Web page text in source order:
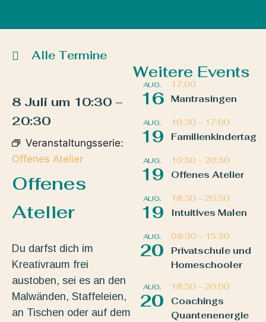
Alle Termine
8 Juli um 10:30 –
20:30
Veranstaltungsserie:
Offenes Atelier
Offenes
Atelier
Du darfst dich im
Kreativraum frei
austoben, sei es an den
Malwänden, Staffeleien,
an Tischen oder auf dem
Weitere Events
AUG.
16
17:00
Mantrasingen
AUG.
19
10:30 – 17:00
Familienkindertag
AUG.
19
10:30 – 20:30
Offenes Atelier
AUG.
19
18:30 – 20:30
Intuitives Malen
AUG.
20
08:30 – 15:30
Privatschule und
Homeschooler
AUG.
20
18:30 – 20:00
Coachings
Quantenenergie